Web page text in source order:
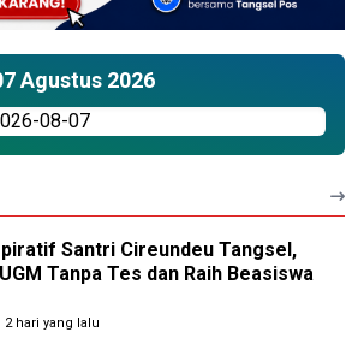
Agustus 2026
Santri Cireundeu Tangsel,
Tanpa Tes dan Raih Beasiswa
| 2 hari yang lalu